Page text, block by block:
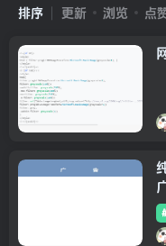
排序
更新 浏览 点